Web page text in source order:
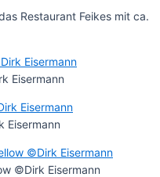
Restaurant Feikes mit ca.
Eisermann
Eisermann
©Dirk Eisermann